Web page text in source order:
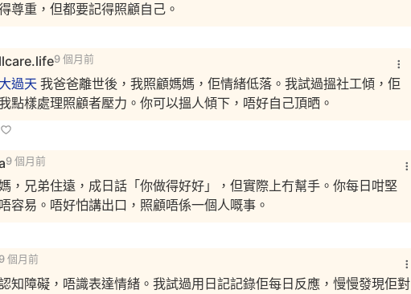
尊重，但都要記得照顧自己。
9 個月前
過天 我爸爸離世後，我照顧媽媽，佢情緒低落。我試過搵社工傾，佢
點樣處理照顧者壓力。你可以搵人傾下，唔好自己頂晒。
9 個月前
，兄弟住遠，成日話「你做得好好」，但實際上冇幫手。你每日咁堅
容易。唔好怕講出口，照顧唔係一個人嘅事。
9 個月前
知障礙，唔識表達情緒。我試過用日記記錄佢每日反應，慢慢發現佢對